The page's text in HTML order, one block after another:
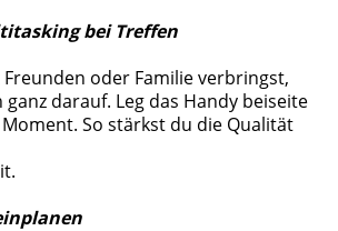
bei Treffen
oder Familie verbringst,
darauf. Leg das Handy beiseite
So stärkst du die Qualität